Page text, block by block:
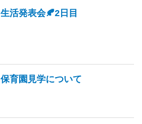
生活発表会🍂2日目
保育園見学について